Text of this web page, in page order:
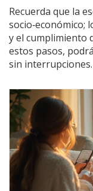
Recuerda que la
socio‑económico;
y el cumplimiento
estos pasos,
sin interrupciones.